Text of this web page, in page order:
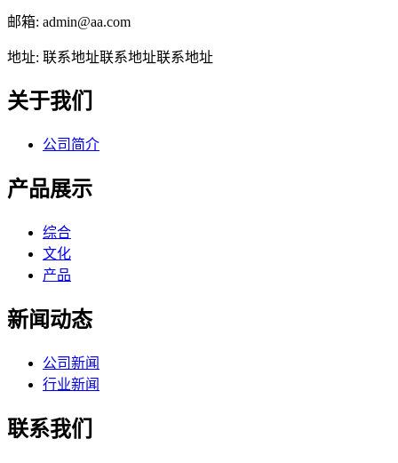
邮箱: admin@aa.com
地址: 联系地址联系地址联系地址
关于我们
公司简介
产品展示
综合
文化
产品
新闻动态
公司新闻
行业新闻
联系我们